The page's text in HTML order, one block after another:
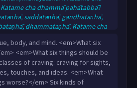
cha dhammā pahātabbā?
saddataṇhā, gandhataṇhā,
dhammataṇhā. Katame cha
appatisso. Dhamme …pe…
appamāde … paṭisanthāre agāravo
cha dhammā visesabhāgiyā?
body, and mind. <em>What six
<em>What six things should be
of craving: craving for sights,
touches, and ideas. <em>What
worse?</em> Six kinds of